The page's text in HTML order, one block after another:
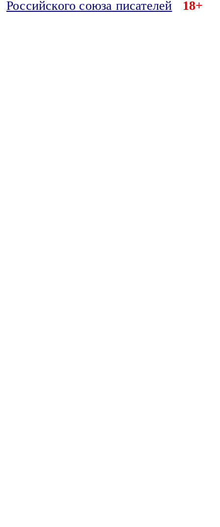
Российского союза писателей 18+